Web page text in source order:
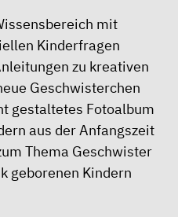
mit
Kinderfragen
zu kreativen
Geschwisterchen
gestaltetes Fotoalbum
aus der Anfangszeit
Thema Geschwister
geborenen Kindern